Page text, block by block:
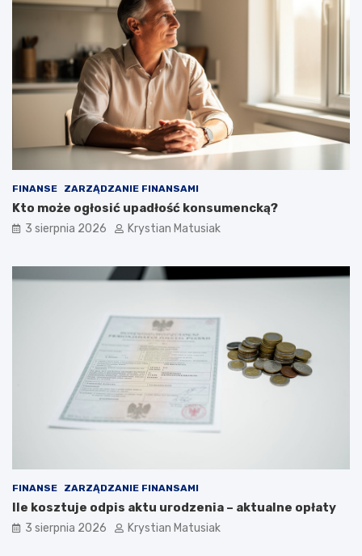
FINANSE ZARZĄDZANIE FINANSAMI
Kto może ogłosić upadłość konsumencką?
3 sierpnia 2026 Krystian Matusiak
FINANSE ZARZĄDZANIE FINANSAMI
Ile kosztuje odpis aktu urodzenia – aktualne opłaty
3 sierpnia 2026 Krystian Matusiak